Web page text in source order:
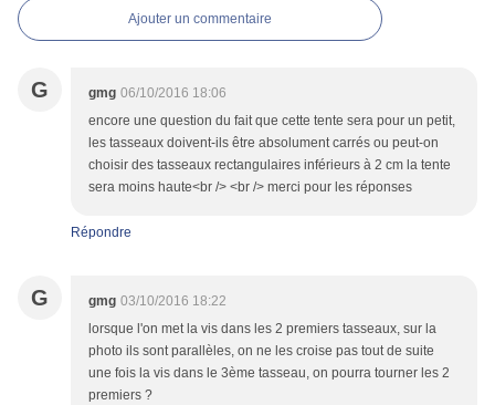
Ajouter un commentaire
G gmg 06/10/2016 18:06
encore une question du fait que cette tente sera pour un petit,
les tasseaux doivent-ils être absolument carrés ou peut-on
choisir des tasseaux rectangulaires inférieurs à 2 cm la tente
sera moins haute<br /> <br /> merci pour les réponses
Répondre
G gmg 03/10/2016 18:22
lorsque l'on met la vis dans les 2 premiers tasseaux, sur la
photo ils sont parallèles, on ne les croise pas tout de suite
une fois la vis dans le 3ème tasseau, on pourra tourner les 2
premiers ?